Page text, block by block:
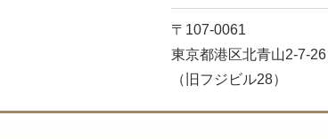
〒107-0061
東京都港区北青山2-7-26
（旧フジビル28）